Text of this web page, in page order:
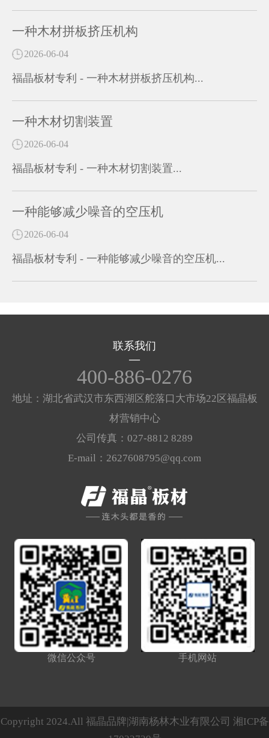
一种木材拼板挤压机构
2026-06-04
福晶板材专利 - 一种木材拼板挤压机构...
一种木材切割装置
2026-06-04
福晶板材专利 - 一种木材切割装置...
一种能够减少噪音的空压机
2026-06-04
福晶板材专利 - 一种能够减少噪音的空压机...
联系我们
400-886-0276
地址：湖北省武汉市东西湖区舵落口大市场22区福晶板
材营销中心
公司传真：027-8812 8289
E-mail：2627608795@qq.com
微信公众号 手机网站
Copyright 2024.All 福晶品牌|湖南杨林木业有限公司 湘ICP备